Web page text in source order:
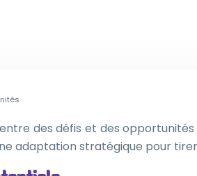
des défis et des
adaptation stratégique pour